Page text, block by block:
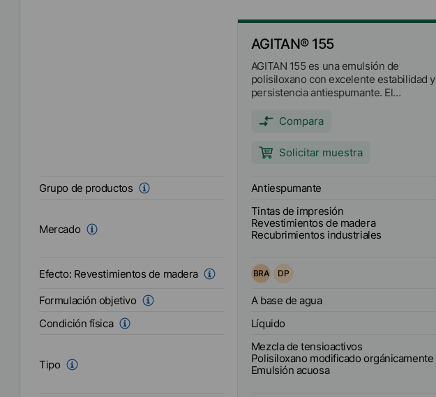
Libre de APE
Grupo de productos
Mercado
Efecto: Revestimientos de madera
Formulación objetivo
Condición física
Tipo
AGITAN® 155
AGITAN 155 es una emulsión de
polisiloxano con excelente estabilidad y
persistencia antiespumante. El
todas las proporciones. AGITAN 155 es
utilizarse entre pH 6 y 11.
Compara
Solicitar muestra
Antiespumante
Tintas de impresión
Revestimientos de madera
Recubrimientos industriales
BRA DP
A base de agua
Líquido
Mezcla de tensioactivos
Polisiloxano modificado orgánicamente
Emulsión acuosa